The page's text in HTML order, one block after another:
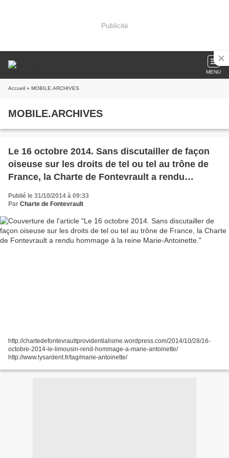
Publicité
MENU
Accueil » MOBILE.ARCHIVES
MOBILE.ARCHIVES
Le 16 octobre 2014. Sans discutailler de façon
oiseuse sur les droits de tel ou tel au trône de
France, la Charte de Fontevrault a rendu
hommage à la reine Marie-Antoinette.
Publié le 31/10/2014 à 09:33
Par Charte de Fontevrault
http://chartedefontevraultprovidentialisme.wordpress.com/2014/10/28/16-
octobre-2014-le-limousin-rend-hommage-a-marie-antoinette/
http://www.lysardent.fr/tag/marie-antoinette/